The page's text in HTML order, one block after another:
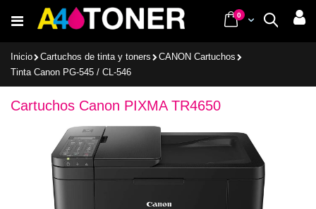
al
Buscar
Cart
0items
Inicio Cartuchos de tinta y toners
CANON Cartuchos
Tinta Canon PG-545 / CL-546
Cartuchos Canon PIXMA TR4650